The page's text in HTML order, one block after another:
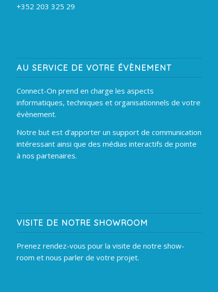
+352 203 325 29
AU SERVICE DE VOTRE ÉVÈNEMENT
Connect-On prend en charge les aspects
informatiques, techniques et organisationnels de votre
évènement.
Notre but est d'apporter un support de communication
intéressant ainsi que des médias interactifs de pointe
à nos partenaires.
VISITE DE NOTRE SHOWROOM
Prenez rendez-vous pour la visite de notre show-
room et nous parler de votre projet.